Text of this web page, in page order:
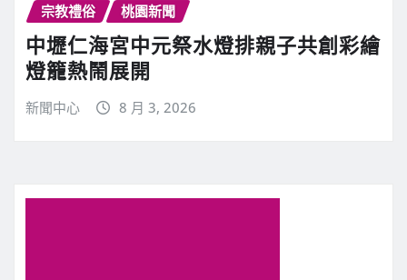
宗教禮俗 桃園新聞
中壢仁海宮中元祭水燈排親子共創彩繪
燈籠熱鬧展開
新聞中心 8 月 3, 2026